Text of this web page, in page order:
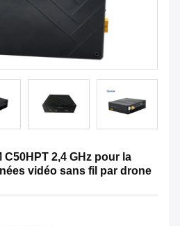
C50HPT 2,4 GHz pour la
vidéo sans fil par drone